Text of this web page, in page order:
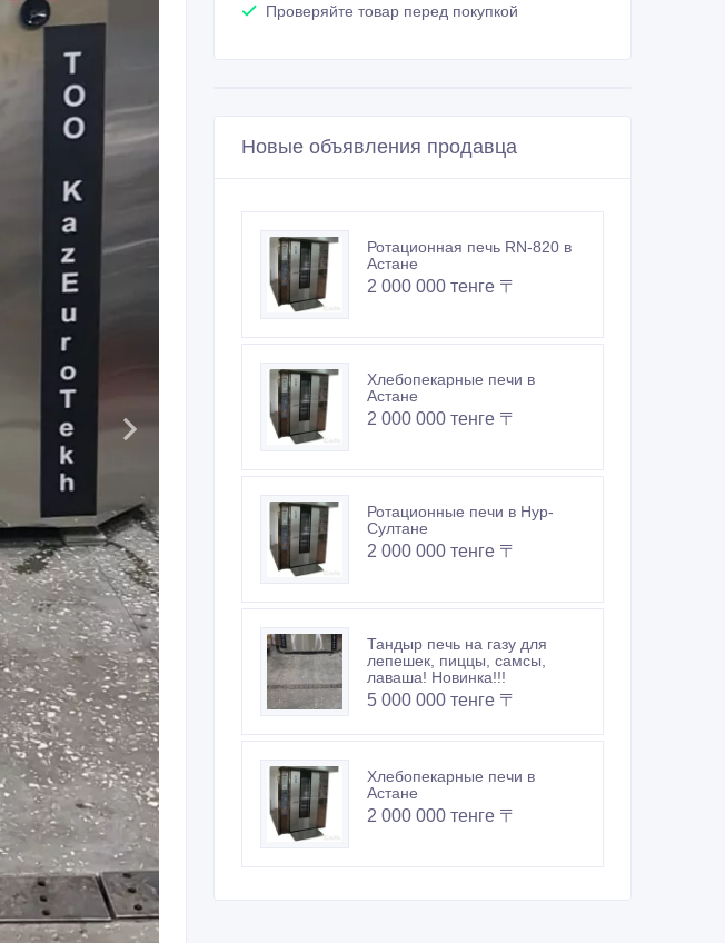
Проверяйте товар перед покупкой
Новые объявления продавца
Ротационная печь RN-820 в
Астане
2 000 000 тенге 〒
Хлебопекарные печи в
Астане
2 000 000 тенге 〒
Ротационные печи в Нур-
Султане
2 000 000 тенге 〒
Тандыр печь на газу для
лепешек, пиццы, самсы,
лаваша! Новинка!!!
5 000 000 тенге 〒
Хлебопекарные печи в
Астане
2 000 000 тенге 〒